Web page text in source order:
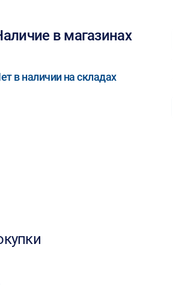
в магазинах
в наличии на складах